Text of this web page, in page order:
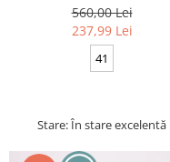
560,00 Lei
237,99 Lei
41
Stare: În stare excelentă